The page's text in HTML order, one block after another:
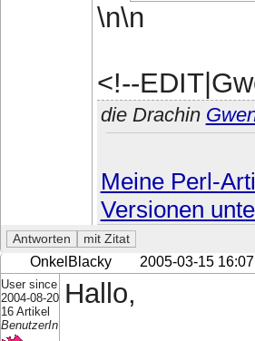
\n\n
<!--
die Drachin
Meine Perl-
Versionen
OnkelBlacky 2005-03-15 16:07
User since
2004-08-20
16 Artikel
BenutzerIn
Hallo,